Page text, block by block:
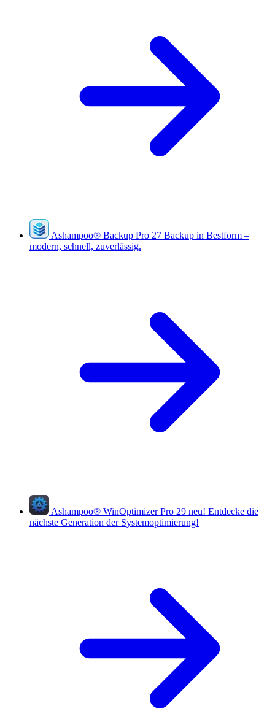
Ashampoo® Backup Pro 27 Backup in Bestform –
modern, schnell, zuverlässig.
Ashampoo® WinOptimizer Pro 29 neu! Entdecke die
nächste Generation der Systemoptimierung!